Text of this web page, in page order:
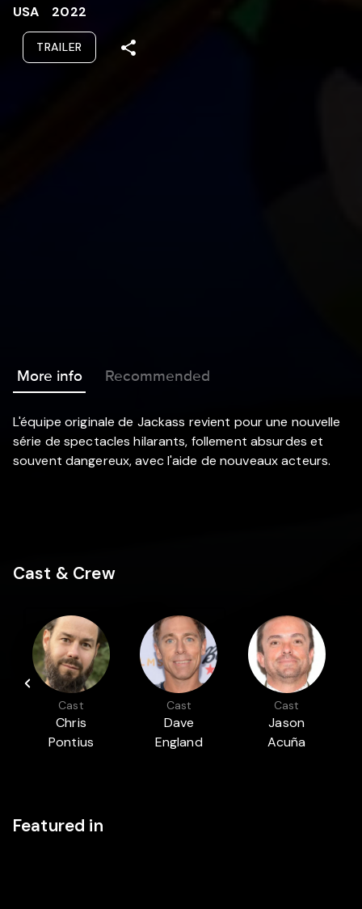
USA
2022
TRAILER
More info Recommended
L'équipe originale de Jackass revient pour une nouvelle
série de spectacles hilarants, follement absurdes et
souvent dangereux, avec l'aide de nouveaux acteurs.
Cast & Crew
Cast
Chris
Pontius
Cast
Dave
England
Cast
Jason
Acuña
Featured in